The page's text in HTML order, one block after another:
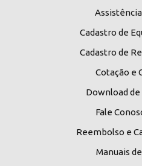
Cadastro de
Cadastro de
Cotação e
Download
Fale
Reembolso e
Manuais